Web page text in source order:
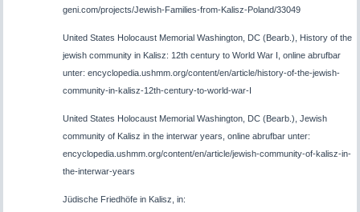
geni.com/projects/Jewish-Families-from-Kalisz-Poland/33049
United States Holocaust Memorial Washington, DC (Bearb.), History of the
jewish community in Kalisz: 12th century to World War I, online abrufbar
unter: encyclopedia.ushmm.org/content/en/article/history-of-the-jewish-
community-in-kalisz-12th-century-to-world-war-I
United States Holocaust Memorial Washington, DC (Bearb.), Jewish
community of Kalisz in the interwar years, online abrufbar unter:
encyclopedia.ushmm.org/content/en/article/jewish-community-of-kalisz-in-
the-interwar-years
Jüdische Friedhöfe in Kalisz, in: